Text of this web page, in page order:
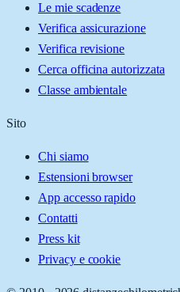
Le mie scadenze
Verifica assicurazione
Verifica revisione
Cerca officina autorizzata
Classe ambientale
Sito
Chi siamo
Estensioni browser
App accesso rapido
Contatti
Press kit
Privacy e cookie